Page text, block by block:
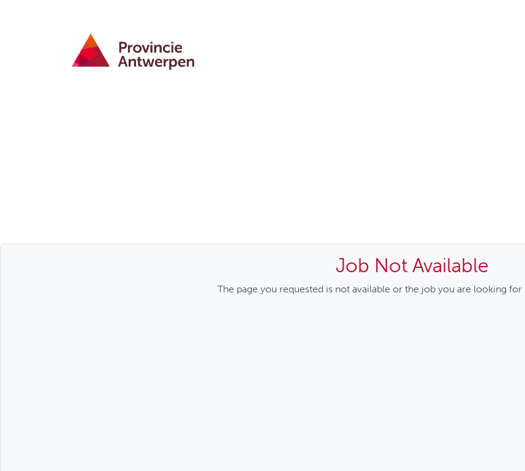
Job Not Available
The page you requested is not available or the job you are looking